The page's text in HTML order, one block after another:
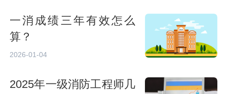
一消成绩三年有效怎么
算？
2026-01-04
2025年一级消防工程师几